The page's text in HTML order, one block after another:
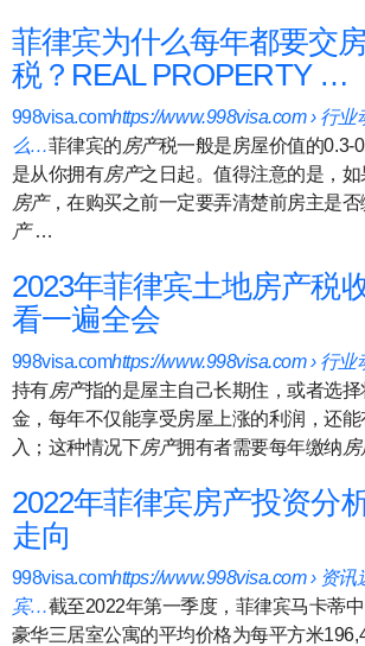
菲律宾为什么每年都要交
税？REAL PROPERTY …
998visa.comhttps://www.998visa.com › 行业
么…菲律宾的房产税一般是房屋价值的0.3-
是从你拥有房产之日起。值得注意的是，
房产，在购买之前一定要弄清楚前房主是
产…
2023年菲律宾土地房产税
看一遍全会
998visa.comhttps://www.998visa.com › 行
持有房产指的是屋主自己长期住，或者选
金，每年不仅能享受房屋上涨的利润，还
入；这种情况下房产拥有者需要每年缴纳
2022年菲律宾房产投资分
走向
998visa.comhttps://www.998visa.com › 资讯
宾…截至2022年第一季度，菲律宾马卡蒂
豪华三居室公寓的平均价格为每平方米